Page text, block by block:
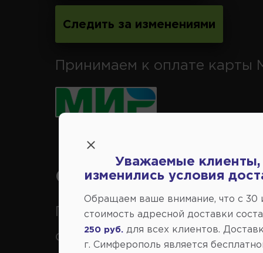
Следить за изменениями
Принимаем к оплате карты
Справочный центр:
Продажа запчастей на
отечественные авто
Уважаемые клиенты,
изменились условия
Обращаем ваше внимание, что c 30
стоимость адресной доставки
250 руб. для всех клиентов.
г. Симферополь является